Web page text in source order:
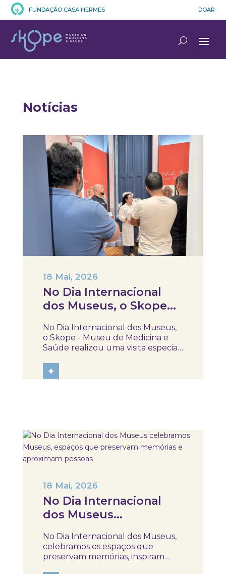
FUNDAÇÃO CASA HERMES DOAR
Notícias
No Dia Internacional
dos Museus, o Skope
especial para um grupo
de colaboradores da
INDASA
18 Mai, 2026
No Dia Internacional dos Museus,
o Skope - Museu de Medicina e
Saúde realizou uma visita especial
da INDASA, integrada na 2.ª sessão
da formação de liderança
+
No Dia Internacional
dos Museus
espaços que preservam
memórias e aproximam
pessoas
18 Mai, 2026
No Dia Internacional dos Museus,
celebramos os espaços que
preservam memórias, inspiram